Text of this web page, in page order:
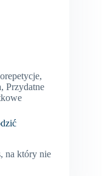
,
, Przydatne
na który nie